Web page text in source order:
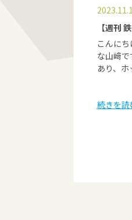
【週刊
こんに
な山﨑
あり、
続きを読